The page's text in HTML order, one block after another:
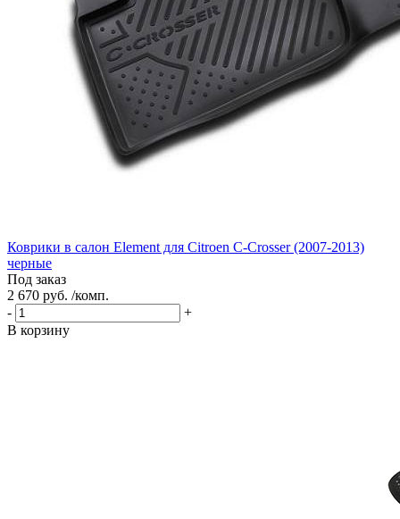
Коврики в салон Element для Citroen C-Crosser (2007-2013)
черные
Под заказ
2 670 руб. /комп.
-
+
В корзину